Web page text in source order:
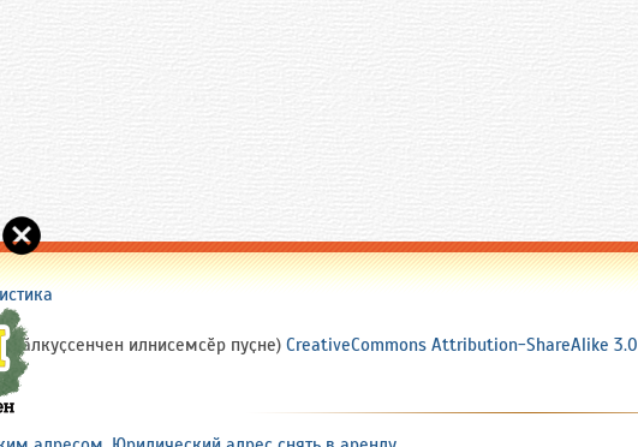
ҫӑлкуҫсенчен илнисемсӗр пуҫне) CreativeCommons Attribution-ShareAlike 3.0